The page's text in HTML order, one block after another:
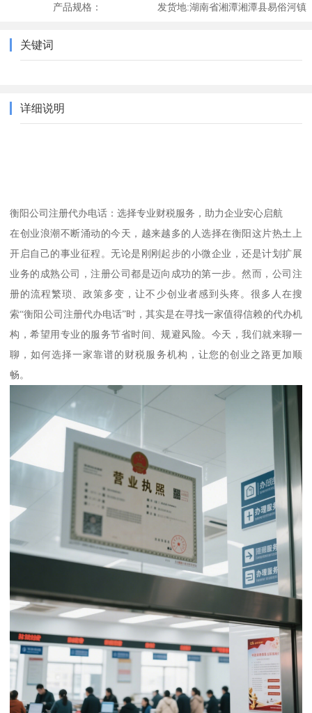
产品规格： 发货地:湖南省湘潭湘潭县易俗河镇
关键词
详细说明
衡阳公司注册代办电话：选择专业财税服务，助力企业安心启航
在创业浪潮不断涌动的今天，越来越多的人选择在衡阳这片热土上
开启自己的事业征程。无论是刚刚起步的小微企业，还是计划扩展
业务的成熟公司，注册公司都是迈向成功的第一步。然而，公司注
册的流程繁琐、政策多变，让不少创业者感到头疼。很多人在搜
索“衡阳公司注册代办电话”时，其实是在寻找一家值得信赖的代办机
构，希望用专业的服务节省时间、规避风险。今天，我们就来聊一
聊，如何选择一家靠谱的财税服务机构，让您的创业之路更加顺
畅。